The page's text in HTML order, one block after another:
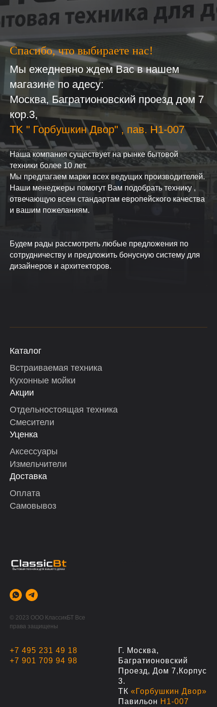
Спасибо, что выбираете нас!
Мы ежедневно ждем Вас в нашем
магазине по адесу:
Москва, Багратионовский проезд дом 7
кор.3,
ТK " Горбушкин Двор" , пав. H1-007
Наша компания существует на рынке бытовой
техники более 10 лет.
Мы предлагаем марки всех ведущих производителей.
Наши менеджеры помогут Вам подобрать технику ,
отвечающую всем стандартам европейского качества
и вашим пожеланиям.
Будем рады рассмотреть любые предложения по
сотрудничеству и предложить бонусную систему для
дизайнеров и архитекторов.
Каталог
Встраиваемая техника
Кухонные мойки
Акции
Отдельностоящая техника
Смесители
Уценка
Аксессуары
Измельчители
Доставка
Оплата
Самовывоз
© 2023 ООО КлассикБТ Все
права защищены
+7 495 231 49 18
+7 901 709 94 98
Г. Москва,
Багратионовский
Проезд, Дом 7,корпус
3.
ТК «Горбушкин Двор»
Павильон Н1-007